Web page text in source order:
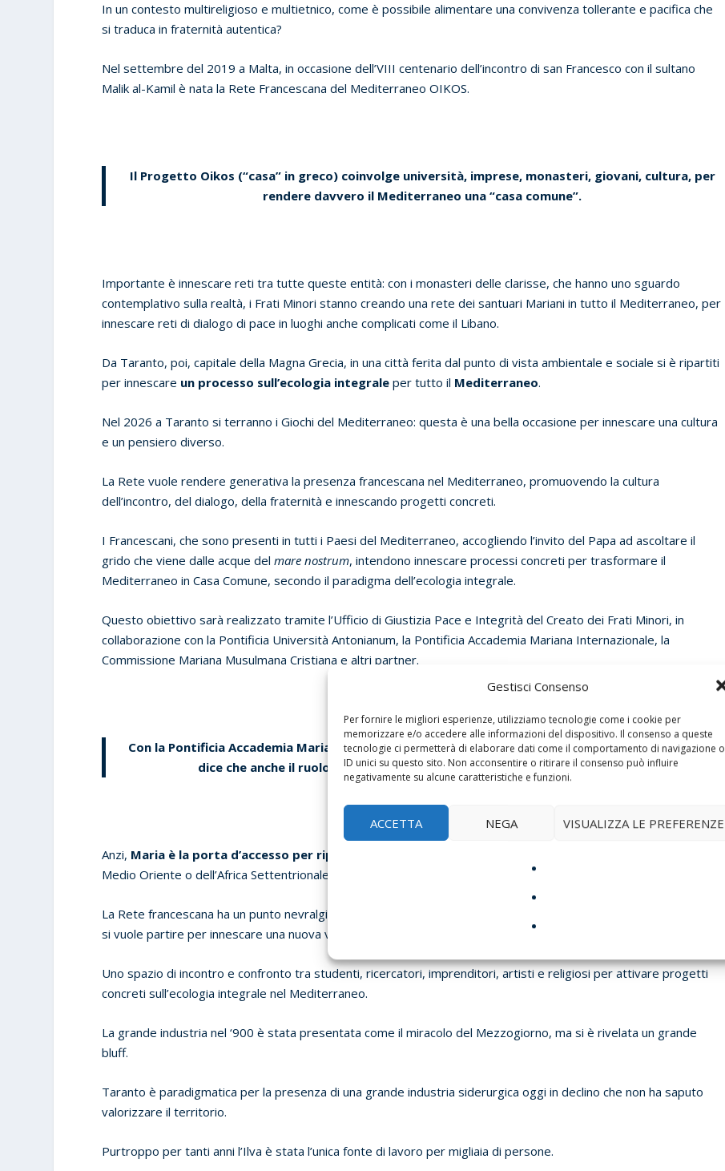
Gestisci Consenso
Per fornire le migliori esperienze, utilizziamo tecnologie come i cookie per
memorizzare e/o accedere alle informazioni del dispositivo. Il consenso a queste
tecnologie ci permetterà di elaborare dati come il comportamento di navigazione o
ID unici su questo sito. Non acconsentire o ritirare il consenso può influire
negativamente su alcune caratteristiche e funzioni.
ACCETTA NEGA VISUALIZZA LE PREFERENZE
In un contesto multireligioso e multietnico, come è possibile alimentare una convivenza tollerante e pacifica che
si traduca in fraternità autentica?
Nel settembre del 2019 a Malta, in occasione dell’VIII centenario dell’incontro di san Francesco con il sultano
Malik al-Kamil è nata la Rete Francescana del Mediterraneo OIKOS.
Il Progetto Oikos (“casa” in greco) coinvolge università, imprese, monasteri, giovani, cultura, per
rendere davvero il Mediterraneo una “casa comune”.
Importante è innescare reti tra tutte queste entità: con i monasteri delle clarisse, che hanno uno sguardo
contemplativo sulla realtà, i Frati Minori stanno creando una rete dei santuari Mariani in tutto il Mediterraneo, per
innescare reti di dialogo di pace in luoghi anche complicati come il Libano.
Da Taranto, poi, capitale della Magna Grecia, in una città ferita dal punto di vista ambientale e sociale si è ripartiti
per innescare un processo sull’ecologia integrale per tutto il Mediterraneo.
Nel 2026 a Taranto si terranno i Giochi del Mediterraneo: questa è una bella occasione per innescare una cultura
e un pensiero diverso.
La Rete vuole rendere generativa la presenza francescana nel Mediterraneo, promuovendo la cultura
dell’incontro, del dialogo, della fraternità e innescando progetti concreti.
I Francescani, che sono presenti in tutti i Paesi del Mediterraneo, accogliendo l’invito del Papa ad ascoltare il
grido che viene dalle acque delmare nostrum, intendono innescare processi concreti per trasformare il
Mediterraneo in Casa Comune, secondo il paradigma dell’ecologia integrale.
Questo obiettivo sarà realizzato tramite l’Ufficio di Giustizia Pace e Integrità del Creato dei Frati Minori, in
collaborazione con la Pontificia Università Antonianum, la Pontificia Accademia Mariana Internazionale, la
Commissione Mariana Musulmana Cristiana e altri partner.
Con la Pontificia Accademia Mariana, il ruolo di Maria, che collega e unisce cristiani e musulmani, ci
dice che anche il ruolo della donna può essere pensato in maniera diversa.
Anzi, Maria è la porta d’accesso per ripensare il ruolo della donna
Medio Oriente o dell’Africa Settentrionale.
La Rete francescana ha un punto nevralgico su un territorio ferito da un modello di sviluppo sbagliato, e dal quale
si vuole partire per innescare una nuova visione poliedrica e generativa.
Uno spazio di incontro e confronto tra studenti, ricercatori, imprenditori, artisti e religiosi per attivare progetti
concreti sull’ecologia integrale nel Mediterraneo.
La grande industria nel ‘900 è stata presentata come il miracolo del Mezzogiorno, ma si è rivelata un grande
bluff.
Taranto è paradigmatica per la presenza di una grande industria siderurgica oggi in declino che non ha saputo
valorizzare il territorio.
Purtroppo per tanti anni l’Ilva è stata l’unica fonte di lavoro per migliaia di persone.